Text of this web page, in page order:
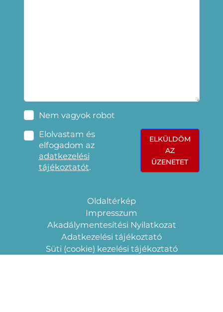
Nem vagyok robot
Elolvastam és
elfogadom az
adatkezelési
tájékoztatót.
ELKÜLDÖM
AZ
ÜZENETET
Oldaltérkép
Impresszum
Akadálymentesítési Nyilatkozat
Adatkezelési tájékoztató
Süti (cookie) kezelési tájékoztató